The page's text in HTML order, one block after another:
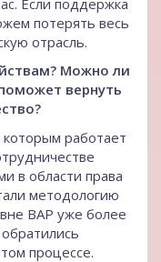
потерять весь
отрасль.
Можно ли
вернуть
работает
в области права
методологию
ВАР уже более
процессе.